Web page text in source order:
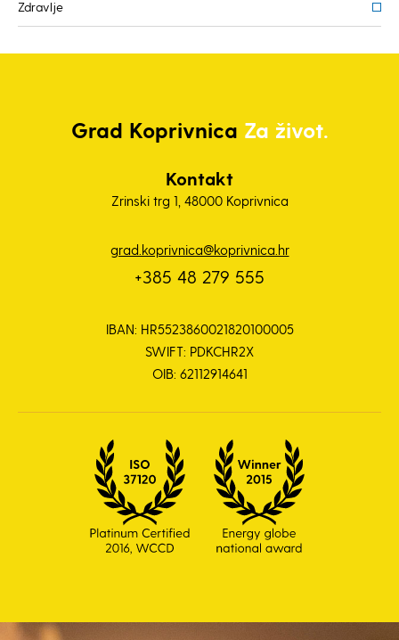
Zdravlje
Grad Koprivnica Za život.
Kontakt
Zrinski trg 1, 48000 Koprivnica
grad.koprivnica@koprivnica.hr
+385 48 279 555
IBAN: HR5523860021820100005
SWIFT: PDKCHR2X
OIB: 62112914641